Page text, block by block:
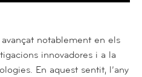
avançat notablement en els
innovadores i a la
En aquest sentit, l’any